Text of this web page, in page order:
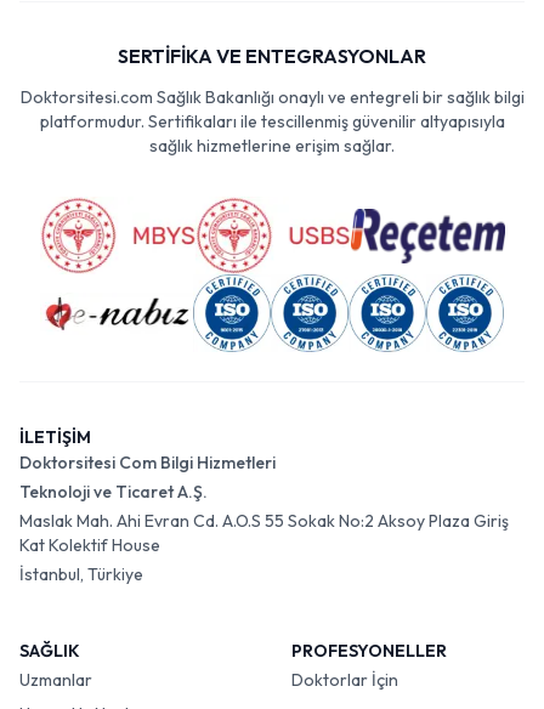
SERTİFİKA VE ENTEGRASYONLAR
Doktorsitesi.com Sağlık Bakanlığı onaylı ve entegreli bir sağlık bilgi
platformudur. Sertifikaları ile tescillenmiş güvenilir altyapısıyla
sağlık hizmetlerine erişim sağlar.
İLETİŞİM
Doktorsitesi Com Bilgi Hizmetleri
Teknoloji ve Ticaret A.Ş.
Maslak Mah. Ahi Evran Cd. A.O.S 55 Sokak No:2 Aksoy Plaza Giriş
Kat Kolektif House
İstanbul, Türkiye
SAĞLIK
Uzmanlar
PROFESYONELLER
Doktorlar İçin